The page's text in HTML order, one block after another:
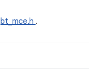
bt_mce.h .